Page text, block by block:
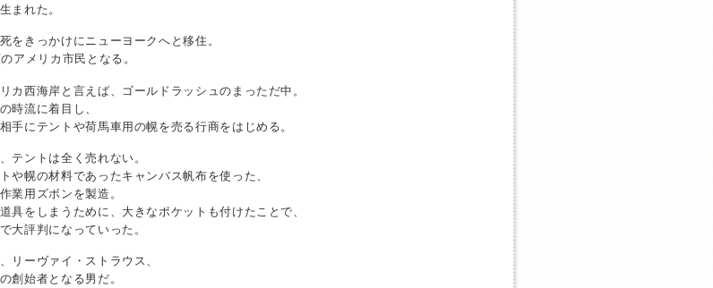
まれた。
をきっかけにニューヨークへと移住。
アメリカ市民となる。
カ西海岸と言えば、ゴールドラッシュのまっただ中。
時流に着目し、
手にテントや荷馬車用の幌を売る行商をはじめる。
テントは全く売れない。
や幌の材料であったキャンバス帆布を使った、
業用ズボンを製造。
具をしまうために、大きなポケットも付けたことで、
大評判になっていった。
リーヴァイ・ストラウス、
創始者となる男だ。